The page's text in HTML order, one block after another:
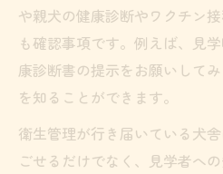
や親犬の健康診断やワクチン
も確認事項です。例えば、見
康診断書の提示をお願いして
を知ることができます。
衛生管理が行き届いている犬
ごせるだけでなく、見学者へ